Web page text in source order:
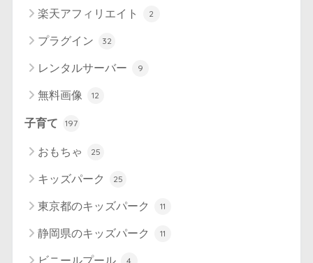
楽天アフィリエイト 2
プラグイン 32
レンタルサーバー 9
無料画像 12
子育て 197
おもちゃ 25
キッズパーク 25
東京都のキッズパーク 11
静岡県のキッズパーク 11
ビニールプール 4